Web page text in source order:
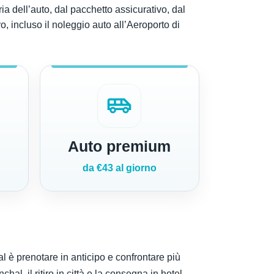
dell’auto, dal pacchetto assicurativo, dal
incluso il noleggio auto all’Aeroporto di
airport_shuttle
Auto premium
da €43 al giorno
è prenotare in anticipo e confrontare più